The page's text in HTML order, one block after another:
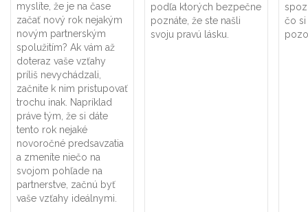
myslíte, že je na čase
začať nový rok nejakým
novým partnerským
spolužitím? Ak vám až
doteraz vaše vzťahy
príliš nevychádzali,
začnite k nim pristupovať
trochu inak. Napríklad
práve tým, že si dáte
tento rok nejaké
novoročné predsavzatia
a zmeníte niečo na
svojom pohľade na
partnerstve, začnú byť
vaše vzťahy ideálnymi.
podľa ktorých bezpečne
poznáte, že ste našli
svoju pravú lásku.
čo si